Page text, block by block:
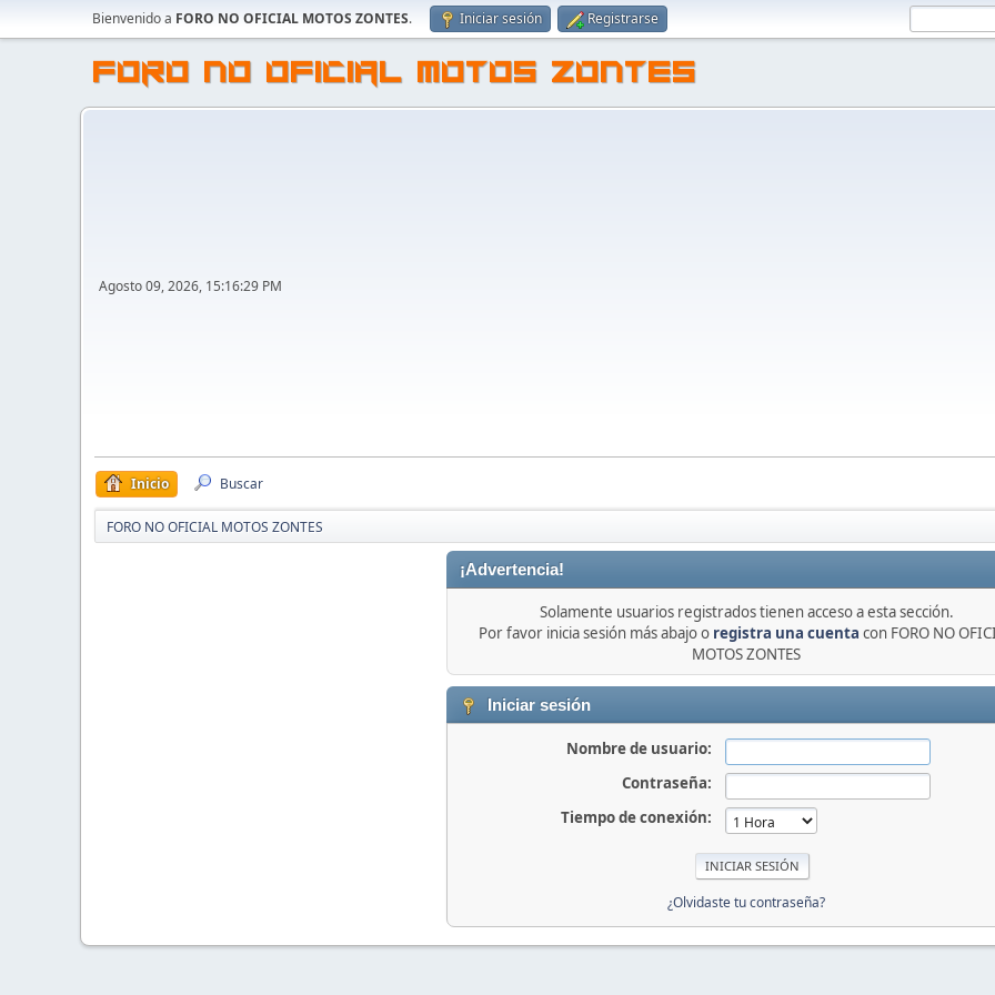
Bienvenido a FORO NO OFICIAL MOTOS ZONTES. Iniciar sesión Registrarse
FORO NO OFICIAL MOTOS ZONTES
Agosto 09, 2026, 15:16:29 PM
Inicio Buscar
FORO NO OFICIAL MOTOS ZONTES
¡Advertencia!
Solamente usuarios registrados tienen acceso a esta sección.
Por favor inicia sesión más abajo o registra una cuenta con FORO NO
MOTOS ZONTES
Iniciar sesión
Nombre de usuario:
Contraseña:
Tiempo de conexión:
¿Olvidaste tu contraseña?